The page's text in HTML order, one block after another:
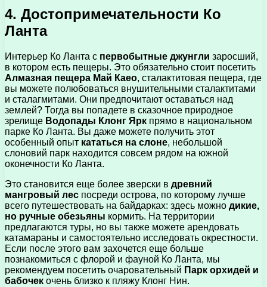
4. Достопримечательности Ко
Ланта
Интерьер Ко Ланта с первобытные джунгли заросший,
в котором есть пещеры. Это обязательно стоит посетить
Алмазная пещера Май Каео, сталактитовая пещера, где
вы можете полюбоваться внушительными сталактитами
и сталагмитами. Они предпочитают оставаться над
землей? Тогда вы попадете в сказочное природное
зрелище Водопады Клонг Ярк прямо в национальном
парке Ко Ланта. Вы даже можете получить этот
особенный опыт кататься на слоне, небольшой
слоновий парк находится совсем рядом на южной
оконечности Ко Ланта.
Это становится еще более зверски в древний
мангровый лес посреди острова, по которому лучше
всего путешествовать на байдарках: здесь можно дикие,
но ручные обезьяны кормить. На территории
предлагаются туры, но вы также можете арендовать
катамараны и самостоятельно исследовать окрестности.
Если после этого вам захочется еще больше
познакомиться с флорой и фауной Ко Ланта, мы
рекомендуем посетить очаровательный Парк орхидей и
бабочек очень близко к пляжу Клонг Нин.